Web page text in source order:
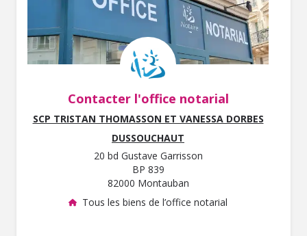
Contacter l'office notarial
SCP TRISTAN THOMASSON ET VANESSA DORBES
DUSSOUCHAUT
20 bd Gustave Garrisson
BP 839
82000 Montauban
Tous les biens de l’office notarial